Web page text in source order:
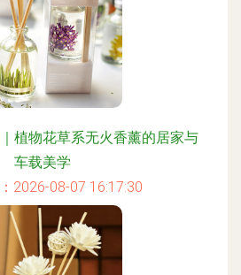
植物花草系无火香薰的居家与
车载美学
2026-08-07 16:17:30